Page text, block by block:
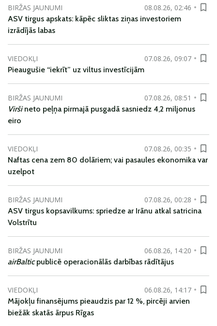
BIRŽAS JAUNUMI
08.08.26, 02:46
ASV tirgus apskats: kāpēc sliktas ziņas investoriem
izrādījās labas
VIEDOKĻI
07.08.26, 09:07
Pieaugušie “iekrīt” uz viltus investīcijām
BIRŽAS JAUNUMI
07.08.26, 08:51
Viršineto peļņa pirmajā pusgadā sasniedz 4,2 miljonus
eiro
VIEDOKĻI
07.08.26, 00:35
Naftas cena zem 80 dolāriem; vai pasaules ekonomika var
uzelpot
BIRŽAS JAUNUMI
07.08.26, 00:28
ASV tirgus kopsavilkums: spriedze ar Irānu atkal satricina
Volstrītu
BIRŽAS JAUNUMI
06.08.26, 14:20
airBalticpublicē operacionālās darbības rādītājus
VIEDOKĻI
06.08.26, 14:17
Mājokļu finansējums pieaudzis par 12 %, pircēji arvien
biežāk skatās ārpus Rīgas